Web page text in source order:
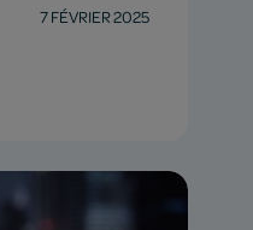
7 FÉVRIER 2025